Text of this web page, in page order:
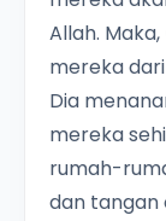
Allah.
mereka
Dia
mereka
rumah-
dan tangan